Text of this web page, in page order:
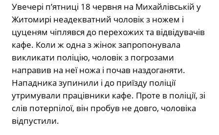
Увечері п’ятниці 18 червня на Михайлівській у
Житомирі неадекватний чоловік з ножем і
цуценям чіплявся до перехожих та відвідувачів
кафе. Коли ж одна з жінок запропонувала
викликати поліцію, чоловік з погрозами
направив на неї ножа і почав наздоганяти.
Нападника зупинили і до приїзду поліції
утримували працівники кафе. Проте в поліції, зі
слів потерпілої, він пробув не довго, чоловіка
відпустили.